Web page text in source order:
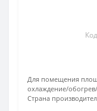
Для помещения
охлаждение/
Страна